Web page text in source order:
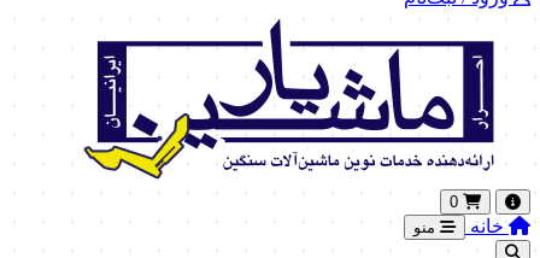
0
خانه منو